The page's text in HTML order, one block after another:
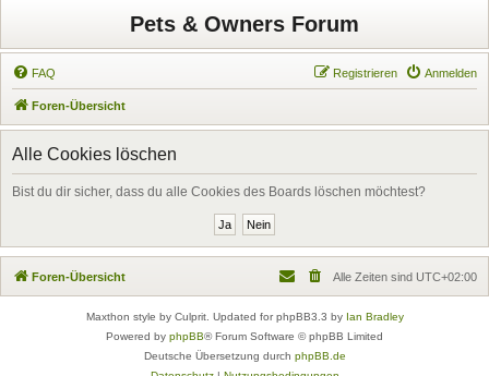
Pets & Owners Forum
FAQ Anmelden
Registrieren
Foren-Übersicht
Alle Cookies löschen
Bist du dir sicher, dass du alle Cookies des Boards löschen möchtest?
Foren-Übersicht Alle Zeiten sind UTC+02:00
Maxthon style by Culprit. Updated for phpBB3.3 by Ian Bradley
Powered by phpBB® Forum Software © phpBB Limited
Deutsche Übersetzung durch phpBB.de